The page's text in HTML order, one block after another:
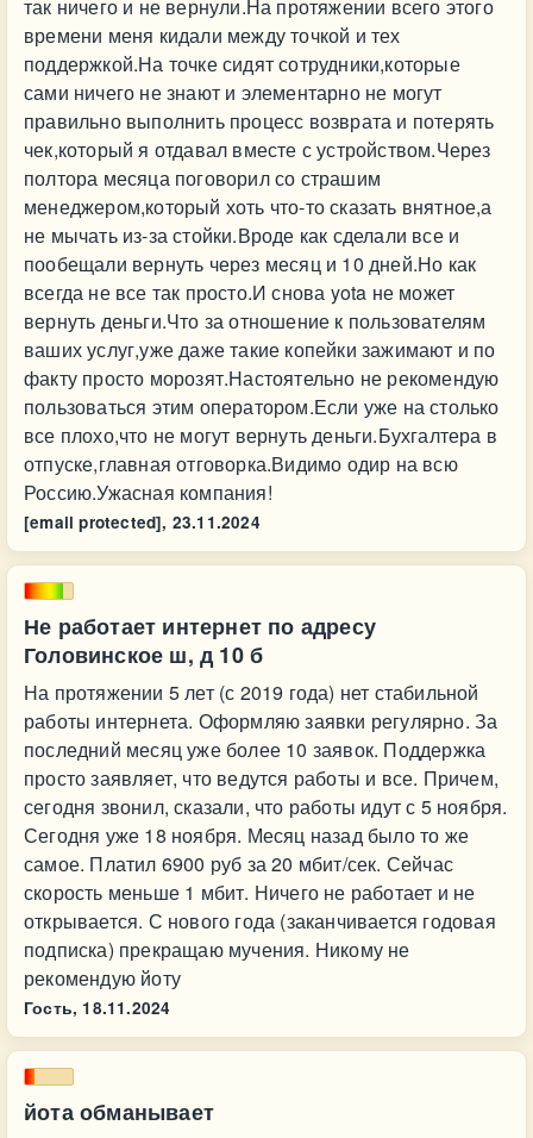
так ничего и не вернули.На протяжении всего этого
времени меня кидали между точкой и тех
поддержкой.На точке сидят сотрудники,которые
сами ничего не знают и элементарно не могут
правильно выполнить процесс возврата и потерять
чек,который я отдавал вместе с устройством.Через
полтора месяца поговорил со страшим
менеджером,который хоть что-то сказать внятное,а
не мычать из-за стойки.Вроде как сделали все и
пообещали вернуть через месяц и 10 дней.Но как
всегда не все так просто.И снова yota не может
вернуть деньги.Что за отношение к пользователям
ваших услуг,уже даже такие копейки зажимают и по
факту просто морозят.Настоятельно не рекомендую
пользоваться этим оператором.Если уже на столько
все плохо,что не могут вернуть деньги.Бухгалтера в
отпуске,главная отговорка.Видимо одир на всю
Россию.Ужасная компания!
[email protected], 23.11.2024
Не работает интернет по адресу
Головинское ш, д 10 б
На протяжении 5 лет (с 2019 года) нет стабильной
работы интернета. Оформляю заявки регулярно. За
последний месяц уже более 10 заявок. Поддержка
просто заявляет, что ведутся работы и все. Причем,
сегодня звонил, сказали, что работы идут с 5 ноября.
Сегодня уже 18 ноября. Месяц назад было то же
самое. Платил 6900 руб за 20 мбит/сек. Сейчас
скорость меньше 1 мбит. Ничего не работает и не
открывается. С нового года (заканчивается годовая
подписка) прекращаю мучения. Никому не
рекомендую йоту
Гость, 18.11.2024
йота обманывает